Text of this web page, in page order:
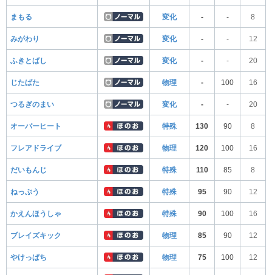
まもる 変化 - - 8
みがわり 変化 - - 12
ふきとばし 変化 - - 20
じたばた 物理 - 100 16
つるぎのまい 変化 - - 20
オーバーヒート 特殊 130 90 8
フレアドライブ 物理 120 100 16
だいもんじ 特殊 110 85 8
ねっぷう 特殊 95 90 12
かえんほうしゃ 特殊 90 100 16
ブレイズキック 物理 85 90 12
やけっぱち 物理 75 100 12